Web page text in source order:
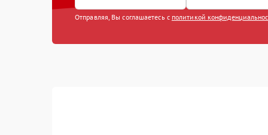
Отправляя, Вы соглашаетесь с политикой